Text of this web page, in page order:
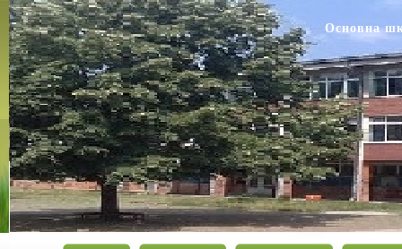
Основна